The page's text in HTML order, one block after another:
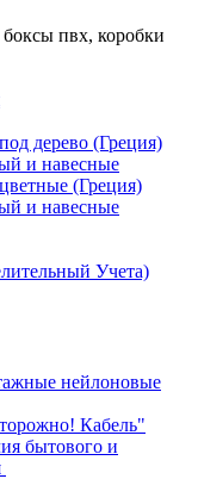
пвх, коробки
дерево (Греция)
и навесные
(Греция)
и навесные
Учета)
нейлоновые
Кабель"
бытового и